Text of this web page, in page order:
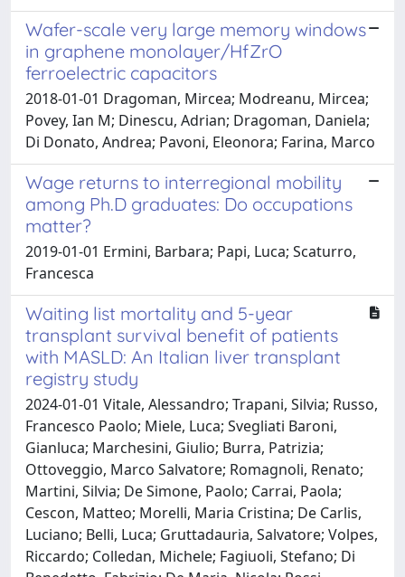
Wafer-scale very large memory windows
in graphene monolayer/HfZrO
ferroelectric capacitors
2018-01-01 Dragoman, Mircea; Modreanu, Mircea;
Povey, Ian M; Dinescu, Adrian; Dragoman, Daniela;
Di Donato, Andrea; Pavoni, Eleonora; Farina, Marco
Wage returns to interregional mobility
among Ph.D graduates: Do occupations
matter?
2019-01-01 Ermini, Barbara; Papi, Luca; Scaturro,
Francesca
Waiting list mortality and 5-year
transplant survival benefit of patients
with MASLD: An Italian liver transplant
registry study
2024-01-01 Vitale, Alessandro; Trapani, Silvia; Russo,
Francesco Paolo; Miele, Luca; Svegliati Baroni,
Gianluca; Marchesini, Giulio; Burra, Patrizia;
Ottoveggio, Marco Salvatore; Romagnoli, Renato;
Martini, Silvia; De Simone, Paolo; Carrai, Paola;
Cescon, Matteo; Morelli, Maria Cristina; De Carlis,
Luciano; Belli, Luca; Gruttadauria, Salvatore; Volpes,
Riccardo; Colledan, Michele; Fagiuoli, Stefano; Di